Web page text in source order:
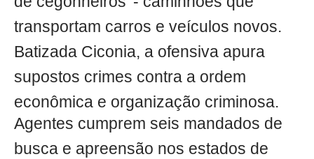
transportam carros e veículos novos.
Batizada Ciconia, a ofensiva apura
supostos crimes contra a ordem
econômica e organização criminosa.
Agentes cumprem seis mandados de
busca e apreensão nos estados de